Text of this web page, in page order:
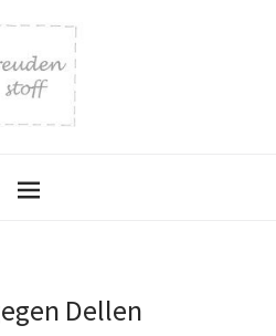
Dellen